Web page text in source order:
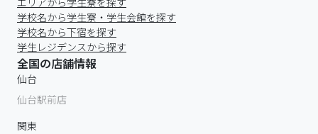
学校名から学生寮・学生会館を探す
学校名から下宿を探す
学生レジデンスから探す
全国の店舗情報
仙台
仙台駅前店
関東